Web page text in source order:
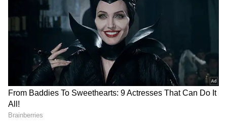
DOWNLOAD APP